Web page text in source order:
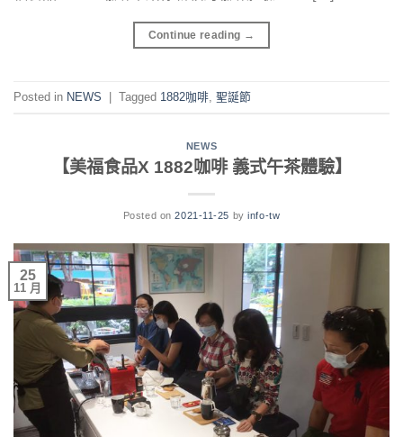
Continue reading →
Posted in NEWS | Tagged 1882咖啡 聖誕節
NEWS
【美福食品X 1882咖啡 義式午茶體驗】
Posted on2021-11-25 byinfo-tw
25
11 月